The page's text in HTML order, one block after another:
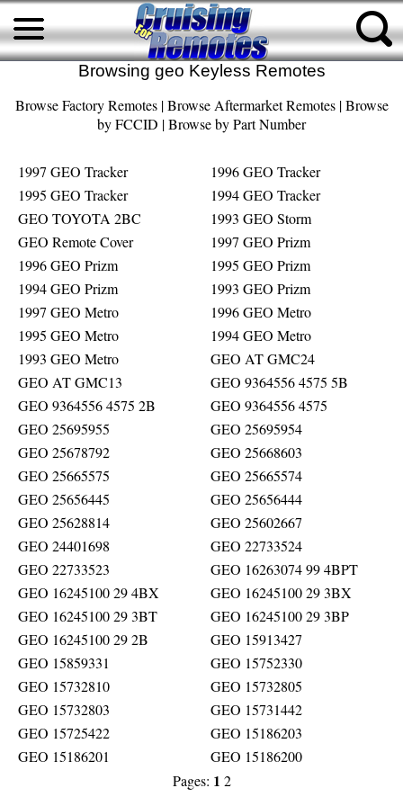
Browsing geo Keyless Remotes
Browse Factory Remotes|Browse Aftermarket Remotes|Browse
by FCCID |Browse by Part Number
1997 GEO Tracker
1996 GEO Tracker
1995 GEO Tracker
1994 GEO Tracker
GEO TOYOTA 2BC
1993 GEO Storm
GEO Remote Cover
1997 GEO Prizm
1996 GEO Prizm
1995 GEO Prizm
1994 GEO Prizm
1993 GEO Prizm
1997 GEO Metro
1996 GEO Metro
1995 GEO Metro
1994 GEO Metro
1993 GEO Metro
GEO AT GMC24
GEO AT GMC13
GEO 9364556 4575 5B
GEO 9364556 4575 2B
GEO 9364556 4575
GEO 25695955
GEO 25695954
GEO 25678792
GEO 25668603
GEO 25665575
GEO 25665574
GEO 25656445
GEO 25656444
GEO 25628814
GEO 25602667
GEO 24401698
GEO 22733524
GEO 22733523
GEO 16263074 99 4BPT
GEO 16245100 29 4BX
GEO 16245100 29 3BX
GEO 16245100 29 3BT
GEO 16245100 29 3BP
GEO 16245100 29 2B
GEO 15913427
GEO 15859331
GEO 15752330
GEO 15732810
GEO 15732805
GEO 15732803
GEO 15731442
GEO 15725422
GEO 15186203
GEO 15186201
GEO 15186200
Pages: 1 2